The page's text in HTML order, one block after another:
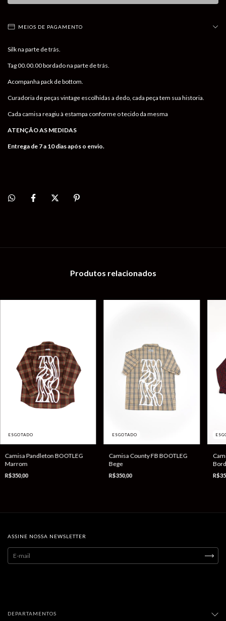
MEIOS DE PAGAMENTO
Silk na parte de trás.
Tag 00.00.00 bordado na parte de trás.
Acompanha pack de bottom.
Curadoria de peças vintage escolhidas a dedo, cada peça tem sua historia.
Cada camisa reagiu à estampa conforme o tecido da mesma
ATENÇÃO AS MEDIDAS
Entrega de 7 a 10 dias após o envio.
Produtos relacionados
ESGOTADO
Camisa Pandleton BOOTLEG
Marrom
R$350,00
ESGOTADO
Camisa County FB BOOTLEG
Bege
R$350,00
ASSINE NOSSA NEWSLETTER
DEPARTAMENTOS